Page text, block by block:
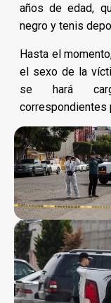
años de edad,
negro y tenis
Hasta el
el sexo de la
se hará
correspondientes